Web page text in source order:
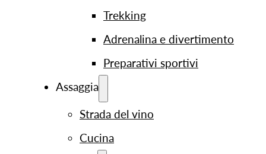
Trekking
Adrenalina e divertimento
Preparativi sportivi
Assaggia
Strada del vino
Cucina